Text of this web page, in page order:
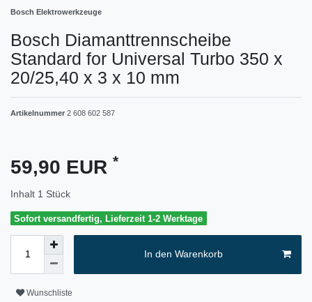
Bosch Elektrowerkzeuge
Bosch Diamanttrennscheibe
Standard for Universal Turbo 350 x
20/25,40 x 3 x 10 mm
Artikelnummer 2 608 602 587
59,90 EUR *
Inhalt 1 Stück
Sofort versandfertig, Lieferzeit 1-2 Werktage
In den Warenkorb
Wunschliste